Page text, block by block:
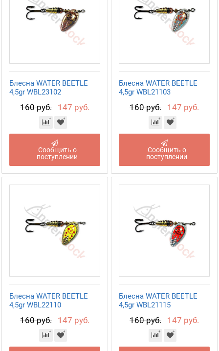
Блесна WATER BEETLE
4,5gr WBL23102
160 руб. 147 руб.
Сообщить о
поступлении
Блесна WATER BEETLE
4,5gr WBL21103
160 руб. 147 руб.
Сообщить о
поступлении
Блесна WATER BEETLE
4,5gr WBL22110
160 руб. 147 руб.
Блесна WATER BEETLE
4,5gr WBL21115
160 руб. 147 руб.